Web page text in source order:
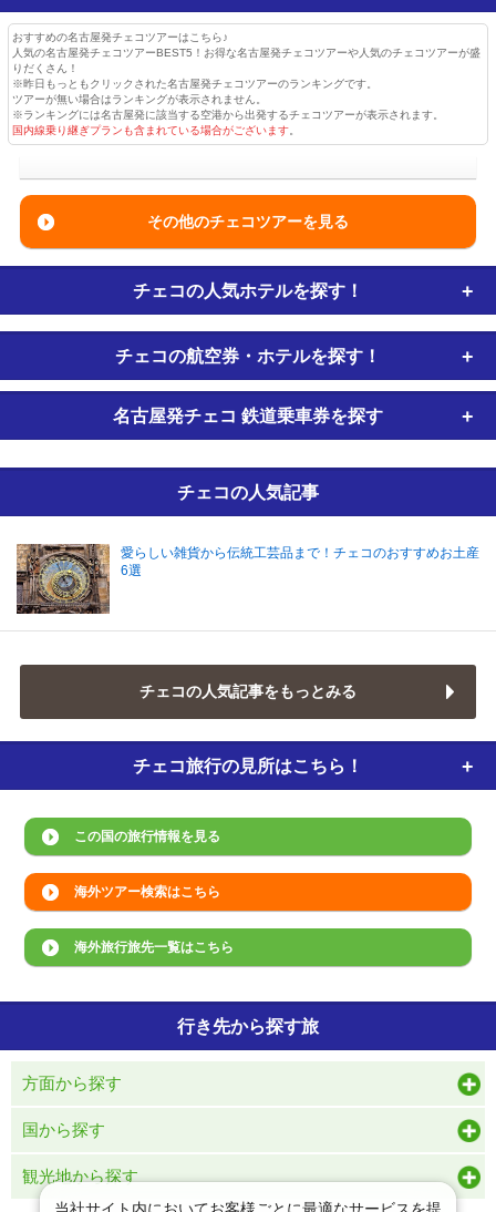
おすすめの名古屋発チェコツアーはこちら♪
人気の名古屋発チェコツアーBEST5！お得な名古屋発チェコツアーや人気のチェコツアーが盛
りだくさん！
※昨日もっともクリックされた名古屋発チェコツアーのランキングです。
ツアーが無い場合はランキングが表示されません。
※ランキングには名古屋発に該当する空港から出発するチェコツアーが表示されます。
国内線乗り継ぎプランも含まれている場合がございます。
その他のチェコツアーを見る
チェコの人気ホテルを探す！
チェコの航空券・ホテルを探す！
名古屋発チェコ 鉄道乗車券を探す
チェコの人気記事
愛らしい雑貨から伝統工芸品まで！チェコのおすすめお土産
6選
チェコの人気記事をもっとみる
チェコ旅行の見所はこちら！
この国の旅行情報を見る
海外ツアー検索はこちら
海外旅行旅先一覧はこちら
行き先から探す旅
方面から探す
国から探す
観光地から探す
当社サイト内においてお客様ごとに最適なサービスを提